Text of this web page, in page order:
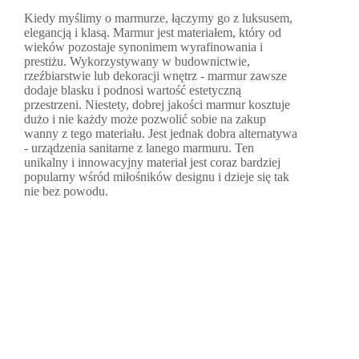
Kiedy myślimy o marmurze, łączymy go z luksusem,
elegancją i klasą. Marmur jest materiałem, który od
wieków pozostaje synonimem wyrafinowania i
prestiżu. Wykorzystywany w budownictwie,
rzeźbiarstwie lub dekoracji wnętrz - marmur zawsze
dodaje blasku i podnosi wartość estetyczną
przestrzeni. Niestety, dobrej jakości marmur kosztuje
dużo i nie każdy może pozwolić sobie na zakup
wanny z tego materiału. Jest jednak dobra alternatywa
- urządzenia sanitarne z lanego marmuru. Ten
unikalny i innowacyjny materiał jest coraz bardziej
popularny wśród miłośników designu i dzieje się tak
nie bez powodu.